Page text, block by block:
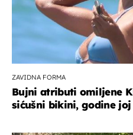
ZAVIDNA FORMA
Bujni atributi omiljene
sićušni bikini, godine